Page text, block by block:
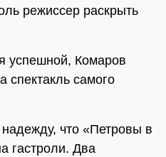
режиссер раскрыть
успешной, Комаров
спектакль самого
что «Петровы в
гастроли. Два